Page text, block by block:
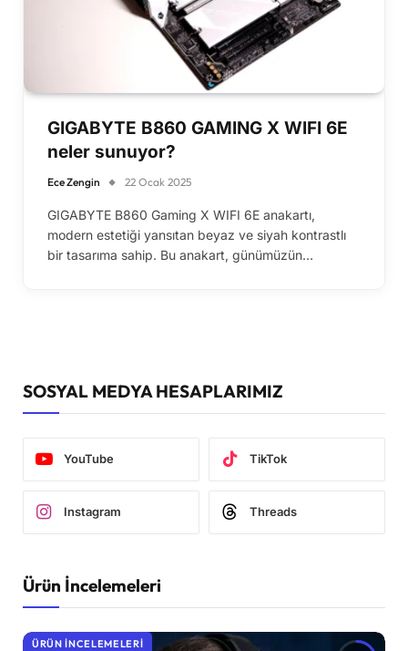
GIGABYTE B860 GAMING X WIFI 6E
neler sunuyor?
Ece Zengin 22 Ocak 2025
GIGABYTE B860 Gaming X WIFI 6E anakartı,
modern estetiği yansıtan beyaz ve siyah kontrastlı
bir tasarıma sahip. Bu anakart, günümüzün…
SOSYAL MEDYA HESAPLARIMIZ
YouTube TikTok
Instagram Threads
Ürün İncelemeleri
ÜRÜN İNCELEMELERI